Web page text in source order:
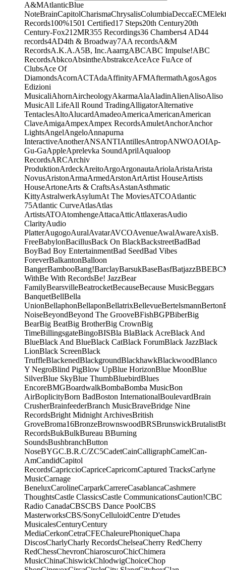
A&MAtlanticBlue
NoteBrainCapitolCharismaChrysalisColumbiaDeccaECM
Records100%1501 Certified17 Steps20th Century20th
Century-Fox21 2MR355 Recordings36 Chambers4 AD44
records4AD4th & Broadway7AA recordsA&M
RecordsA.K.A.A5B, Inc.AaarrgABCABC Impulse!ABC
RecordsAbkcoAbsintheAbstrakceAceAce FuAce of
ClubsAce Of
DiamondsAcornACTAdaAffinityAFMAftermathAgosAgos
Edizioni
MusicaliAhornAircheologyAkarmaAlaAladinAlienAlisoAliso
MusicAll LifeAll Round TradingAlligatorAlternative
TentaclesAltoAlucardAmadeoAmericaAmericanAmerican
ClaveAmigaAmpexAmpex RecordsAmuletAnchorAnchor
LightsAngelAngeloAnnapurna
InteractiveAnotherANSANTIAntillesAntropANWOAOIAp-
Gu-GaAppleAprelevka SoundAprilAqualoop
RecordsARCArchiv
ProduktionArdeckAreitoArgoArgonautaAriolaAristaArista
NovusAristonArmaArmedArstonArtArtist HouseArtists
HouseArtoneArts & CraftsAsAstanAsthmatic
KittyAstralwerkAsylumAt The MoviesATCOAtlantic
75Atlantic CurveAtlasAtlas
ArtistsATOAtomhengeAttacaAtticAttlaxerasAudio
ClarityAudio
PlatterAugogoAuralAvatarAVCOAvenueAwalAwareAxisB.
FreeBabylonBacillusBack On BlackBackstreetBadBad
BoyBad Boy EntertainmentBad SeedBad Vibes
ForeverBalkantonBalloon
BangerBambooBang!BarclayBarsukBaseBasfBatjazzBBE
WithBe With RecordsBe! JazzBear
FamilyBearsvilleBeatrocketBecauseBecause MusicBeggars
BanquetBellBella
UnionBellaphonBellaponBellatrixBellevueBertelsmannBerton
NoiseBeyondBeyond The GrooveBFishBGPBiberBig
BearBig BeatBig BrotherBig CrownBig
TimeBillingsgateBingoBISBla BlaBlack AcreBlack And
BlueBlack And BlueBlack CatBlack ForumBlack JazzBlack
LionBlack ScreenBlack
TruffleBlackenedBlackgroundBlackhawkBlackwoodBlanco
Y NegroBlind PigBlow UpBlue HorizonBlue MoonBlue
SilverBlue SkyBlue ThumbBluebirdBlues
EncoreBMGBoardwalkBombaBomba MusicBon
AirBoplicityBorn BadBoston InternationalBoulevardBrain
CrusherBrainfeederBranch MusicBraveBridge Nine
RecordsBright Midnight ArchivesBritish
GroveBroma16BronzeBrownswoodBRSBrunswickBrutalist
RecordsBukBulkBureau BBurning
SoundsBushbranchButton
NoseBYGC.B.R.C/ZC5CadetCainCalligraphCamelCan-
AmCandidCapitol
RecordsCapriccioCapriceCapricornCaptured TracksCarlyne
MusicCarnage
BeneluxCarolineCarparkCarrereCasablancaCashmere
ThoughtsCastle ClassicsCastle CommunicationsCaution!CBC
Radio CanadaCBSCBS Dance PoolCBS
MasterworksCBS/SonyCelluloidCentre D'etudes
MusicalesCenturyCentury
MediaCerkonCetraCFEChaleurePhoniqueChapa
DiscosCharlyCharly RecordsChelseaCherry RedCherry
RedChessChevronChiaroscuroChicChimera
MusicChinaChiswickChlodwigChoiceChop